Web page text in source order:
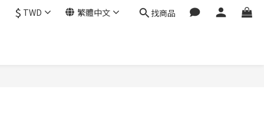
$ TWD 繁體中文 找商品